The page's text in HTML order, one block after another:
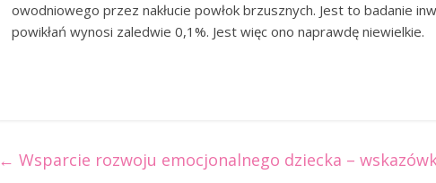
owodniowego przez nakłucie powłok brzusznych. Jest to badanie
powikłań wynosi zaledwie 0,1%. Jest więc ono naprawdę niewielkie.
← Wsparcie rozwoju emocjonalnego dziecka –